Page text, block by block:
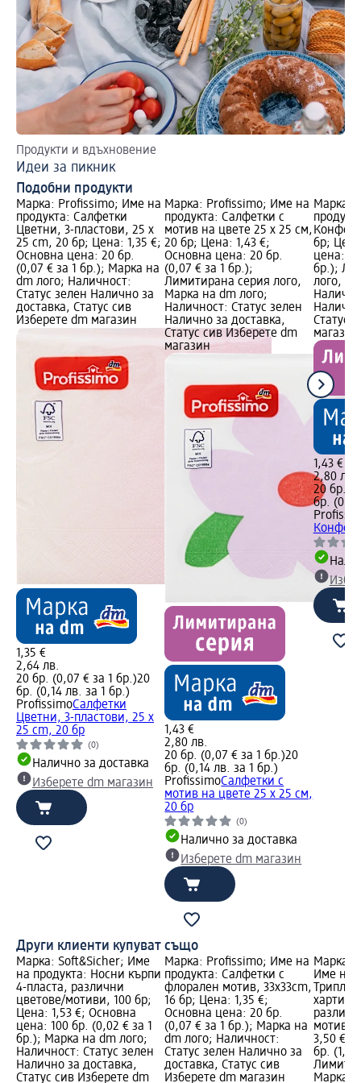
Продукти и вдъхновение
Идеи за пикник
Подобни продукти
Марка: Profissimo; Име на
продукта: Салфетки
Цветни, 3-пластови, 25 x
25 cm, 20 бр; Цена: 1,35 €;
Основна цена: 20 бр.
(0,07 € за 1 бр.); Марка на
dm лого; Наличност:
Статус зелен Налично за
доставка, Статус сив
Изберете dm магазин
1,35 €
2,64 лв.
20 бр. (0,07 € за 1 бр.)20
бр. (0,14 лв. за 1 бр.)
ProfissimoСалфетки
Цветни, 3-пластови, 25 x
25 cm, 20 бр
(0)
Налично за доставка
Изберете dm магазин
Марка: Profissimo; Име на
продукта: Салфетки с
мотив на цвете 25 x 25 см,
20 бр; Цена: 1,43 €;
Основна цена: 20 бр.
(0,07 € за 1 бр.);
Лимитирана серия лого,
Марка на dm лого;
Наличност: Статус зелен
Налично за доставка,
Статус сив Изберете dm
магазин
1,43 €
2,80 лв.
20 бр. (0,07 € за 1 бр.)20
бр. (0,14 лв. за 1 бр.)
ProfissimoСалфетки с
мотив на цвете 25 x 25 см,
20 бр
(0)
Налично за доставка
Изберете dm магазин
Марка:
бр;
цена:
бр.);
лого,
Статус
магазин
1,43 €
2,80 лв.
20 бр.
бр.
Други клиенти купуват също
Марка: Soft&Sicher; Име
на продукта: Носни кърпи
4-пласта, различни
цветове/мотиви, 100 бр;
Цена: 1,53 €; Основна
цена: 100 бр. (0,02 € за 1
бр.); Марка на dm лого;
Наличност: Статус зелен
Налично за доставка,
Статус сив Изберете dm
Марка: Profissimo; Име на
продукта: Салфетки с
флорален мотив, 33x33cm,
16 бр; Цена: 1,35 €;
Основна цена: 20 бр.
(0,07 € за 1 бр.); Марка на
dm лого; Наличност:
Статус зелен Налично за
доставка, Статус сив
Изберете dm магазин
Марка:
Име на
хартия
3,50 €;
бр. (1,17
Марка